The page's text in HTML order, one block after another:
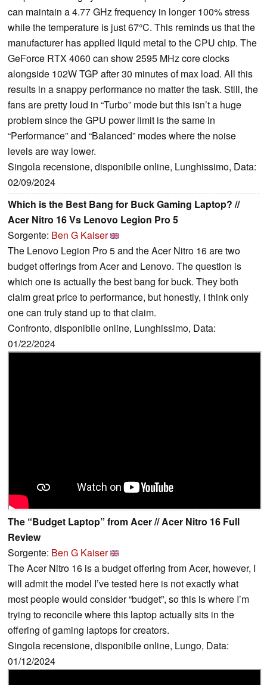
can maintain a 4.77 GHz frequency in longer 100% stress
while the temperature is just 67°C. This reminds us that the
manufacturer has applied liquid metal to the CPU chip. The
GeForce RTX 4060 can show 2595 MHz core clocks
alongside 102W TGP after 30 minutes of max load. All this
results in a snappy performance no matter the task. Still, the
fans are pretty loud in “Turbo” mode but this isn’t a huge
problem since the GPU power limit is the same in
“Performance” and “Balanced” modes where the noise
levels are way lower.
Singola recensione, disponibile online, Lunghissimo, Data:
02/09/2024
Which is the Best Bang for Buck Gaming Laptop? //
Acer Nitro 16 Vs Lenovo Legion Pro 5
Sorgente: Ben G Kaiser
The Lenovo Legion Pro 5 and the Acer Nitro 16 are two
budget offerings from Acer and Lenovo. The question is
which one is actually the best bang for buck. They both
claim great price to performance, but honestly, I think only
one can truly stand up to that claim.
Confronto, disponibile online, Lunghissimo, Data:
01/22/2024
The “Budget Laptop” from Acer // Acer Nitro 16 Full
Review
Sorgente: Ben G Kaiser
The Acer Nitro 16 is a budget offering from Acer, however, I
will admit the model I’ve tested here is not exactly what
most people would consider “budget”, so this is where I’m
trying to reconcile where this laptop actually sits in the
offering of gaming laptops for creators.
Singola recensione, disponibile online, Lungo, Data:
01/12/2024